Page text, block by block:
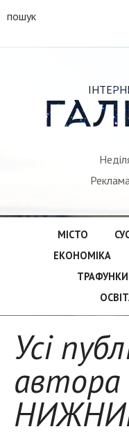
пошук
МІСТО
ЕКОНОМІКА
ТРАФУНКИ
Усі